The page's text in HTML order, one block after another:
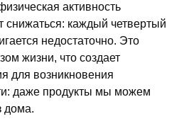
активность
снижаться: каждый четвертый
недостаточно. Это
жизни, что создает
для возникновения
даже продукты мы можем
дома.